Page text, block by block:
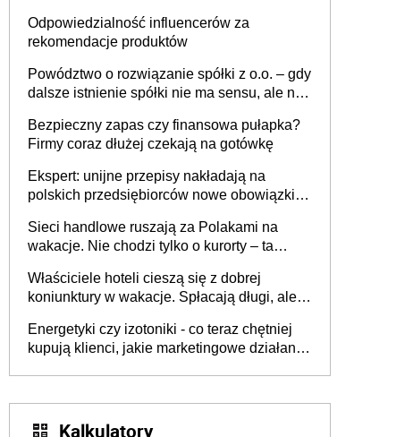
Odpowiedzialność influencerów za
rekomendacje produktów
Powództwo o rozwiązanie spółki z o.o. – gdy
dalsze istnienie spółki nie ma sensu, ale nie
Bezpieczny zapas czy finansowa pułapka?
Firmy coraz dłużej czekają na gotówkę
Ekspert: unijne przepisy nakładają na
polskich przedsiębiorców nowe obowiązki w
Sieci handlowe ruszają za Polakami na
wakacje. Nie chodzi tylko o kurorty – ta
tam, gdzie wielu spędzi urlop po cichu
Właściciele hoteli cieszą się z dobrej
koniunktury w wakacje. Spłacają długi, ale
Energetyki czy izotoniki - co teraz chętniej
kupują klienci, jakie marketingowe działania
Kalkulatory